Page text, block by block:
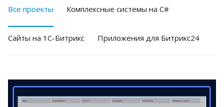
Все проекты Комплексные системы на C#
Cайты на 1С-Битрикс Приложения для Битрикс24